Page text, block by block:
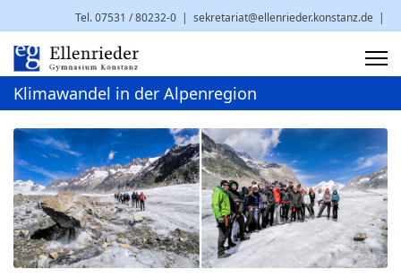
Tel. 07531 / 80232-0 | sekretariat@ellenrieder.konstanz.de |
Brauneggerstr. 29 | 78462 Konstanz
Klimawandel in der Alpenregion